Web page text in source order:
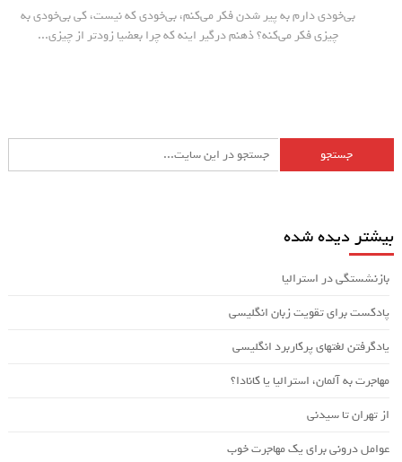
بی‌خودی دارم به پیر شدن فکر می‌کنم، بی‌خودی که نیست، کی بی‌خودی به
چیزی فکر می‌کنه؟ ذهنم درگیر اینه که چرا بعضیا زودتر از چیزی...
بیشتر دیده شده
بازنشستگی در استرالیا
پادکست برای تقویت زبان انگلیسی
یادگرفتن لغتهای پرکاربرد انگلیسی
مهاجرت به آلمان، استرالیا یا کانادا؟
از تهران تا سیدنی
عوامل درونی برای یک مهاجرت خوب